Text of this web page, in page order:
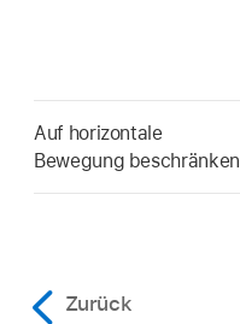
Auf horizontale
Bewegung beschränken
Zurück